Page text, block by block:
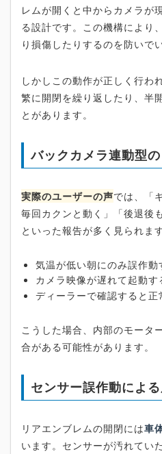
レムが開くと中からカメラが
る設計です。この機構により
り損傷したりするのを防いで
しかしこの動作が正しく行わ
繁に開閉を繰り返したり、半
とがあります。
バックカメラ連動型
実際のユーザーの声では、「
毎回カクンと動く」「後退後
といった報告が多く見られます
気温が低い朝にのみ誤作動
カメラ映像が遅れて起動す
ディーラーで確認すると正
こうした場合、内部のモータ
合がある可能性があります。
センサー誤作動によ
リアエンブレムの開閉には車
います。センサーが汚れてい